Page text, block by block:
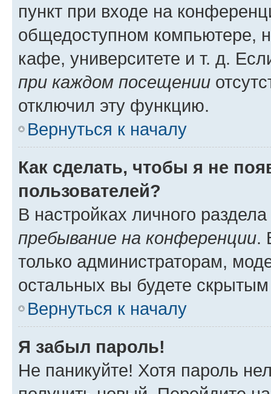
пункт при входе на
общедоступном компьютере,
кафе, университете и т. д.
при каждом посещении
отключил эту функцию.
Вернуться к началу
Как сделать, чтобы я не
пользователей?
В настройках личного
пребывание на конференции.
только администраторам,
остальных вы будете
Вернуться к началу
Я забыл пароль!
Не паникуйте! Хотя пароль